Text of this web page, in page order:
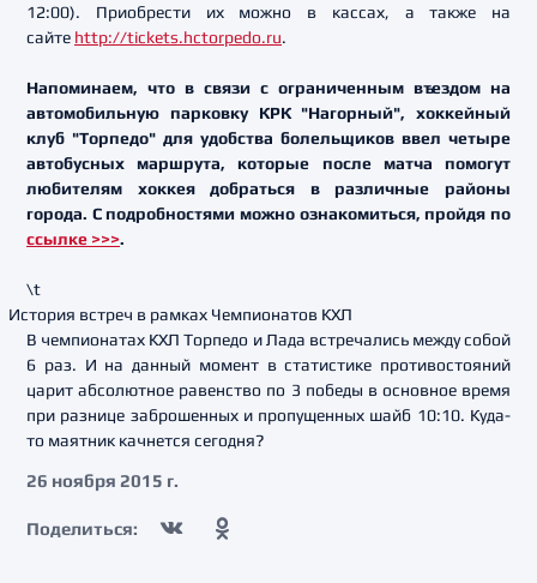
12:00). Приобрести их можно в кассах, а также на
сайте http://tickets.hctorpedo.ru.
Напоминаем, что в связи с ограниченным въездом на
автомобильную парковку КРК "Нагорный", хоккейный
клуб "Торпедо" для удобства болельщиков ввел четыре
автобусных маршрута, которые после матча помогут
любителям хоккея добраться в различные районы
города. С подробностями можно ознакомиться, пройдя по
ссылке >>>.
\t
История встреч в рамках Чемпионатов КХЛ
В чемпионатах КХЛ Торпедо и Лада встречались между собой
6 раз. И на данный момент в статистике противостояний
царит абсолютное равенство по 3 победы в основное время
при разнице заброшенных и пропущенных шайб 10:10. Куда-
то маятник качнется сегодня?
26 ноября 2015 г.
Поделиться: